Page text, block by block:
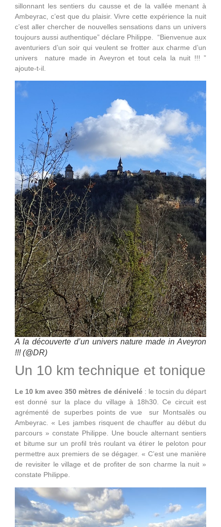
sillonnant les sentiers du causse et de la vallée menant à
Ambeyrac, c’est que du plaisir. Vivre cette expérience la nuit
c’est aller chercher de nouvelles sensations dans un univers
toujours aussi authentique” déclare Philippe. “Bienvenue aux
aventuriers d’un soir qui veulent se frotter aux charme d’un
univers nature made in Aveyron et tout cela la nuit !!! ”
ajoute-t-il.
A la découverte d’un univers nature made in Aveyron
!!! (@DR)
Un 10 km technique et tonique
Le 10 km avec 350 mètres de dénivelé: le tocsin du départ
est donné sur la place du village à 18h30. Ce circuit est
agrémenté de superbes points de vue sur Montsalès ou
Ambeyrac. « Les jambes risquent de chauffer au début du
parcours » constate Philippe. Une boucle alternant sentiers
et bitume sur un profil très roulant va étirer le peloton pour
permettre aux premiers de se dégager. « C’est une manière
de revisiter le village et de profiter de son charme la nuit »
constate Philippe.